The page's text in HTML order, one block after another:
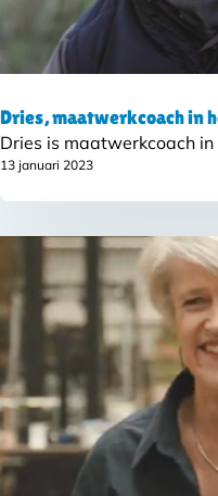
Dries, maatwerkcoach in
Dries is maatwerkcoach
13 januari 2023